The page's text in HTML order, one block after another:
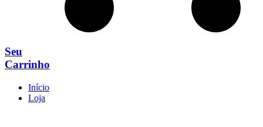
Seu
Carrinho
Início
Loja